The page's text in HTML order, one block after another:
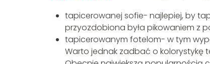
tapicerowanej sofie- najlepiej, by
przyozdobiona była pikowaniem z
tapicerowanym fotelom- w tym
Warto jednak zadbać o kolorystykę